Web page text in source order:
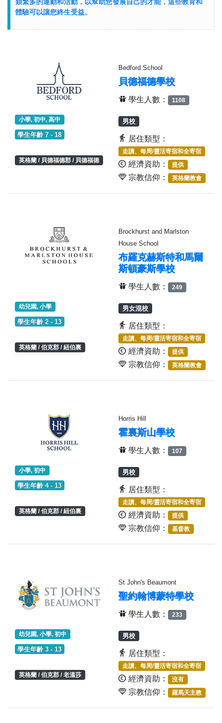
體驗可以讓您終生受益。
Bedford School
貝德福德學校
學生人數： 1108
小學, 初中, 高中
學生年齡 7 - 18
英格蘭 / 貝德福德郡 / 貝德福德
男校
居住類型：
走讀、每周/靈活寄宿和全寄宿
經濟資助： 提供
宗教信仰： 英格蘭教會
Brockhurst and Marlston
House School
布羅克赫斯特和馬爾
斯頓豪斯學校
學生人數： 249
幼兒園, 小學
學生年齡 2 - 13
英格蘭 / 伯克郡 / 紐伯裏
男女混校
居住類型：
走讀、每周/靈活寄宿和全寄宿
經濟資助： 提供
宗教信仰： 英格蘭教會
Horris Hill
霍裏斯山學校
學生人數： 107
小學, 初中
學生年齡 4 - 13
英格蘭 / 伯克郡 / 紐伯裏
男校
居住類型：
走讀、每周/靈活寄宿和全寄宿
經濟資助： 提供
宗教信仰： 基督教
St John's Beaumont
聖約翰博蒙特學校
學生人數： 233
幼兒園, 小學, 初中
學生年齡 3 - 13
英格蘭 / 伯克郡 / 老溫莎
男校
居住類型：
走讀、每周/靈活寄宿和全寄宿
經濟資助： 沒有
宗教信仰： 羅馬天主教